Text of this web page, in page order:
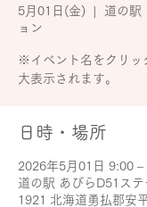
5月01日(金)
道の駅
ョン
※イベント名をクリッ
大表示されます。
日時・場所
2026年5月01日 9:00 –
道の駅 あびらD51ス
1921 北海道勇払郡安